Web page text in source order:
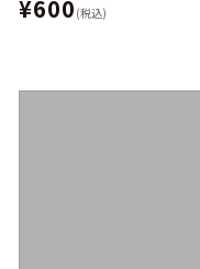
¥600 (税込)